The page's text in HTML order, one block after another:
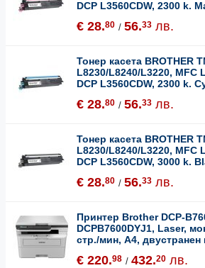
DCP L3560CDW, 2300 k.
€ 28.80 / 56.33 лв.
Тонер касета BROTHER
L8230/L8240/L3220, MFC
DCP L3560CDW, 2300 k.
€ 28.80 / 56.33 лв.
Тонер касета BROTHER
L8230/L8240/L3220, MFC
DCP L3560CDW, 3000 k.
€ 28.80 / 56.33 лв.
Принтер Brother DCP-
DCPB7600DYJ1, Laser,
стр./мин, A4, двустранен
€ 220.98 / 432.20 лв.